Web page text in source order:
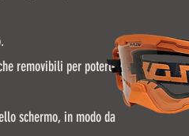
removibili per poterle
schermo, in modo da